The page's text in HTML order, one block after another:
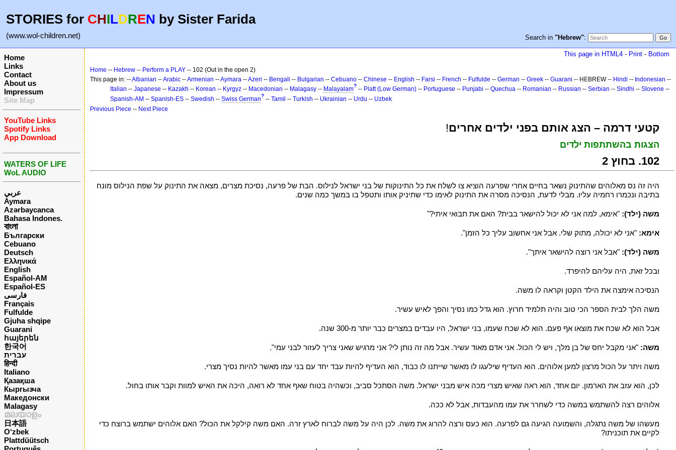
STORIES for CHILDREN by Sister Farida
(www.wol-children.net) Search in "Hebrew":
Home
Links
Contact
About us
Impressum
Site Map
YouTube Links
Spotify Links
App Download
WATERS OF LIFE
WoL AUDIO
عربي
Aymara
Azərbaycanca
Bahasa Indones.
বাংলা
Български
Cebuano
Deutsch
Ελληνικά
English
Español-AM
Español-ES
فارسی
Français
Fulfulde
Gjuha shqipe
Guarani
հայերեն
한국어
עברית
हिन्दी
Italiano
Қазақша
Кыргызча
Македонски
Malagasy
മലയാളം
日本語
O‘zbek
Plattdüütsch
This page in HTML4 - Print - Bottom
Home -- Hebrew -- Perform a PLAY -- 102 (Out in the open 2)
This page in: --Albanian --Arabic --Armenian --Aymara --Azeri -- Bengali -- Bulgarian -- Cebuano -- Chinese -- English -- Farsi -- French -- Fulfulde -- German -- Greek -- Guarani -- HEBREW -- Hindi -- Indonesian --
Italian -- Japanese -- Kazakh -- Korean -- Kyrgyz -- Macedonian -- Malagasy -- Malayalam? -- Platt (Low German) -- Portuguese -- Punjabi -- Quechua -- Romanian -- Russian -- Serbian -- Sindhi -- Slovene --
Spanish-AM -- Spanish-ES -- Swedish -- Swiss German? -- Tamil -- Turkish -- Ukrainian -- Urdu -- Uzbek
Previous Piece -- Next Piece
!קטעי דרמה – הצג אותם בפני ילדים אחרים
הצגות בהשתתפות ילדים
201. בחוץ 2
היה זה נס מאלוהים שהתינוק נשאר בחיים אחרי שפרעה הוציא צו לשלח את כל התינוקות של בני ישראל לנילוס. הבת של פרעה, נסיכת מצרים, מצאה את התינוק על שפת הנילוס מונח
בתיבה ונכמרו רחמיה עליו. מבלי לדעת, הנסיכה מסרה את התינוק לאימו כדי שתיניק אותו ותטפל בו במשך כמה שנים.
משה (ילד): "אימא, למה אני לא יכול להישאר בבית? האם את תבואי איתי?"
אימא: "אני לא יכולה, מתוק שלי. אבל אני אחשוב עליך כל הזמן".
משה (ילד): "אבל אני רוצה להישאר איתך".
ובכל זאת, היה עליהם להיפרד.
הנסיכה אימצה את הילד הקטן וקראה לו משה.
משה הלך לבית הספר הכי טוב והיה תלמיד חרוץ. הוא גדל כמו נסיך והפך לאיש עשיר.
אבל הוא לא שכח את מוצאו אף פעם. הוא לא שכח שעמו, בני ישראל, היו עבדים במצרים כבר יותר מ-003 שנה.
משה: "אני מקבל יחס של בן מלך, ויש לי הכול. אני אדם מאוד עשיר. אבל מה זה נותן לי? אני מרגיש שאני צריך לעזור לבני עמי".
משה ויתר על הכול מרצון למען אלוהים. הוא העדיף שילעגו לו מאשר שייתנו לו כבוד, הוא העדיף להיות עבד יחד עם בני עמו מאשר להיות נסיך מצרי.
לכן, הוא עזב את הארמון. יום אחד, הוא ראה שאיש מצרי מכה איש מבני ישראל. משה הסתכל סביב, וכשהיה בטוח שאף אחד לא רואה, היכה את האיש למוות וקבר אותו בחול.
אלוהים רצה להשתמש במשה כדי לשחרר את עמו מהעבדות, אבל לא ככה.
מעשהו של משה נתגלה, והשמועה הגיעה גם לפרעה. הוא כעס ורצה להרוג את משה. לכן היה על משה לברוח לארץ זרה. האם משה קילקל את הכול? האם אלוהים ישתמש ברוצח כדי
לקיים את תוכניתו?